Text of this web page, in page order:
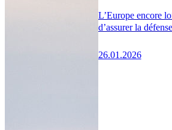
L’Europe encore
d’assurer la
26.01.2026